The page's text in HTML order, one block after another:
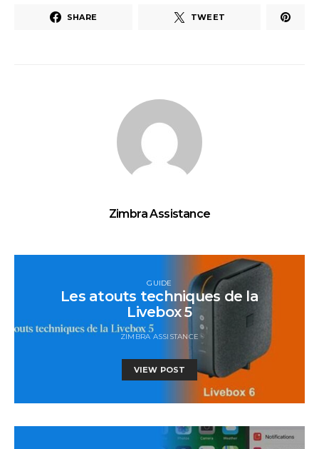
SHARE TWEET
Zimbra Assistance
GUIDE
Les atouts techniques de la
Livebox 5
ZIMBRA ASSISTANCE
VIEW POST